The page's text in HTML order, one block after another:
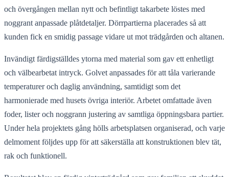
och övergången mellan nytt och befintligt takarbete löstes med
noggrant anpassade plåtdetaljer. Dörrpartierna placerades så att
kunden fick en smidig passage vidare ut mot trädgården och altanen.
Invändigt färdigställdes ytorna med material som gav ett enhetligt
och välbearbetat intryck. Golvet anpassades för att tåla varierande
temperaturer och daglig användning, samtidigt som det
harmonierade med husets övriga interiör. Arbetet omfattade även
foder, lister och noggrann justering av samtliga öppningsbara partier.
Under hela projektets gång hölls arbetsplatsen organiserad, och varje
delmoment följdes upp för att säkerställa att konstruktionen blev tät,
rak och funktionell.